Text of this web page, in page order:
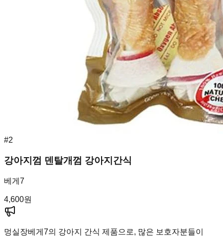
#2
강아지껌 덴탈개껌 강아지간식
베게7
4,600원
멍실장베게7의 강아지 간식 제품으로, 많은 보호자분들이